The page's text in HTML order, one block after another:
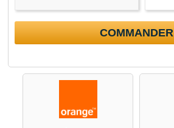
COMMANDER